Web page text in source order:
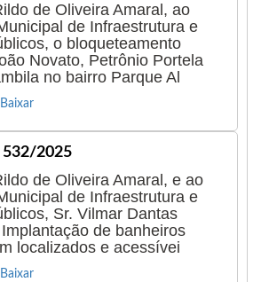
de Oliveira Amaral, ao
de Infraestrutura e
o bloqueteamento
Novato, Petrônio Portela
no bairro Parque Al
Baixar
532/2025
de Oliveira Amaral, e ao
de Infraestrutura e
Sr. Vilmar Dantas
de banheiros
localizados e acessívei
Baixar